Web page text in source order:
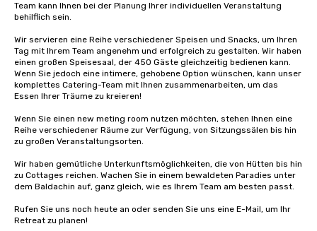
Team kann Ihnen bei der Planung Ihrer individuellen Veranstaltung
behilflich sein.
Wir servieren eine Reihe verschiedener Speisen und Snacks, um Ihren
Tag mit Ihrem Team angenehm und erfolgreich zu gestalten. Wir haben
einen großen Speisesaal, der 450 Gäste gleichzeitig bedienen kann.
Wenn Sie jedoch eine intimere, gehobene Option wünschen, kann unser
komplettes Catering-Team mit Ihnen zusammenarbeiten, um das
Essen Ihrer Träume zu kreieren!
Wenn Sie einen new meting room nutzen möchten, stehen Ihnen eine
Reihe verschiedener Räume zur Verfügung, von Sitzungssälen bis hin
zu großen Veranstaltungsorten.
Wir haben gemütliche Unterkunftsmöglichkeiten, die von Hütten bis hin
zu Cottages reichen. Wachen Sie in einem bewaldeten Paradies unter
dem Baldachin auf, ganz gleich, wie es Ihrem Team am besten passt.
Rufen Sie uns noch heute an oder senden Sie uns eine E-Mail, um Ihr
Retreat zu planen!